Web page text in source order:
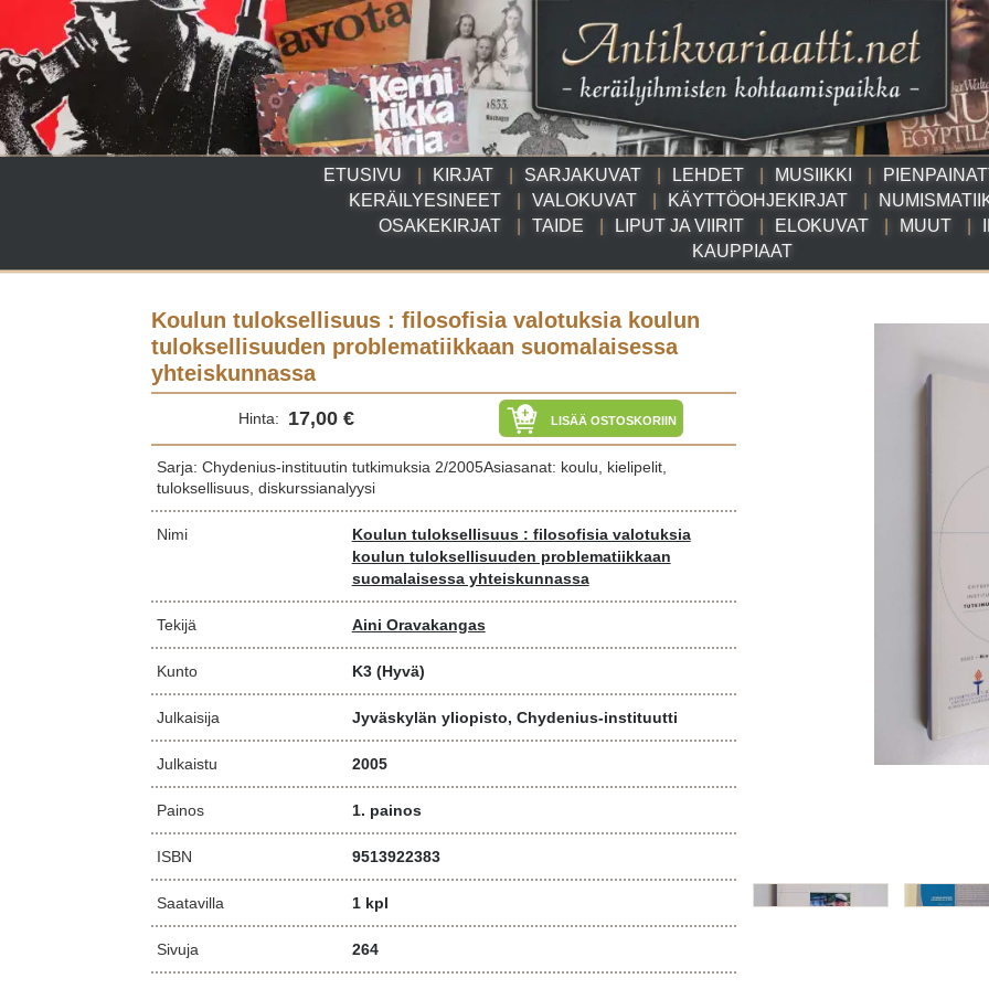
ETUSIVU KIRJAT SARJAKUVAT LEHDET MUSIIKKI
KERÄILYESINEET
VALOKUVAT KÄYTTÖOHJEKIRJAT
OSAKEKIRJAT
TAIDE LIPUT JA VIIRIT ELOKUVAT MUUT
KAUPPIAAT
Koulun tuloksellisuus : filosofisia valotuksia koulun
tuloksellisuuden problematiikkaan suomalaisessa
yhteiskunnassa
Hinta: 17,00 € LISÄÄ OSTOSKORIIN
Sarja: Chydenius-instituutin tutkimuksia 2/2005Asiasanat: koulu, kielipelit,
tuloksellisuus, diskurssianalyysi
Nimi
Koulun tuloksellisuus : filosofisia valotuksia
koulun tuloksellisuuden problematiikkaan
suomalaisessa yhteiskunnassa
Tekijä Aini Oravakangas
Kunto K3 (Hyvä)
Julkaisija Jyväskylän yliopisto, Chydenius-instituutti
Julkaistu 2005
Painos 1. painos
ISBN 9513922383
Saatavilla 1 kpl
Sivuja 264